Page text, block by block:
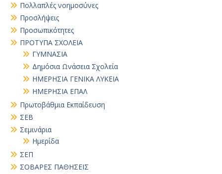
Πολλαπλές νοημοσύνες
Προσλήψεις
Προσωπικότητες
ΠΡΟΤΥΠΑ ΣΧΟΛΕΙΑ
ΓΥΜΝΑΣΙΑ
Δημόσια Ωνάσεια Σχολεία
ΗΜΕΡΗΣΙΑ ΓΕΝΙΚΑ ΛΥΚΕΙΑ
ΗΜΕΡΗΣΙΑ ΕΠΑΛ
Πρωτοβάθμια Εκπαίδευση
ΣΕΒ
Σεμινάρια
Ημερίδα
ΣΕΠ
ΣΟΒΑΡΕΣ ΠΑΘΗΣΕΙΣ